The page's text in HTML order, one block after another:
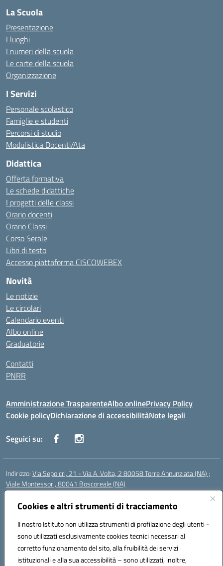
Cookies e altri strumenti di tracciamento
Il nostro Istituto non utilizza strumenti di profilazione degli utenti -
sono utilizzati esclusivamente cookies tecnici necessari al
corretto funzionamento del sito, alla fruibilità dei servizi
istituzionali e alla sua accessibilità – sono utilizzati, inoltre,
La Scuola
Presentazione
I luoghi
I numeri della scuola
Le carte della scuola
Organizzazione
I Servizi
Personale scolastico
Famiglie e studenti
Percorsi di studio
Modulistica Docenti/Ata
Didattica
Offerta formativa
Le schede didattiche
I progetti delle classi
Orario docenti
Orario Classi
Corso Serale
Libri di testo
Accesso piattaforma CISCOWEBEX
Novità
Le notizie
Le circolari
Calendario eventi
Albo online
Graduatorie
Contatti
PNRR
Amministrazione TrasparenteAlbo onlinePrivacy Policy
Cookie policyDichiarazione di accessibilitàNote legali
Seguici su:
Indirizzo:Via Sepolcri, 21 - Via A. Volta, 2 80058 Torre Annunziata (NA) ;
Viale Montessori, 80041 Boscoreale (NA)
Centralino:
Posta elettronica certificata (PEC):nais04100b@pec.istruzione.it
Codice fiscale: 82008750638
Codice meccanografico:NAIS04100B
Codice Indice delle Pubbliche Amministrazioni (IPA): istsc_nais04100b
Codice unico di fatturazione (CUF): UFELOU